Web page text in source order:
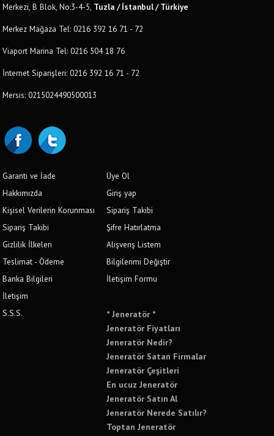
Merkezi, B Blok, No:3-4-5, Tuzla / İstanbul / Türkiye
Merkez Mağaza Tel: 0216 392 16 71 - 72
Viaport Marina Tel: 0216 504 18 76
İnternet Siparişleri: 0216 392 16 71 - 72
Mersis: 0215024490500013
Garanti ve İade
Hakkımızda
Kişisel Verilerin Korunması
Sipariş Takibi
Gizlilik İlkeleri
Teslimat - Ödeme
Banka Bilgileri
İletişim
S.S.S.
Üye Ol
Giriş yap
Sipariş Takibi
Şifre Hatırlatma
Alışveriş Listem
Bilgilerimi Değiştir
İletişim Formu
* Jeneratör *
Jeneratör Fiyatları
Jeneratör Nedir?
Jeneratör Satan Firmalar
Jeneratör Çeşitleri
En ucuz Jeneratör
Jeneratör Satın Al
Jeneratör Nerede Satılır?
Toptan Jeneratör